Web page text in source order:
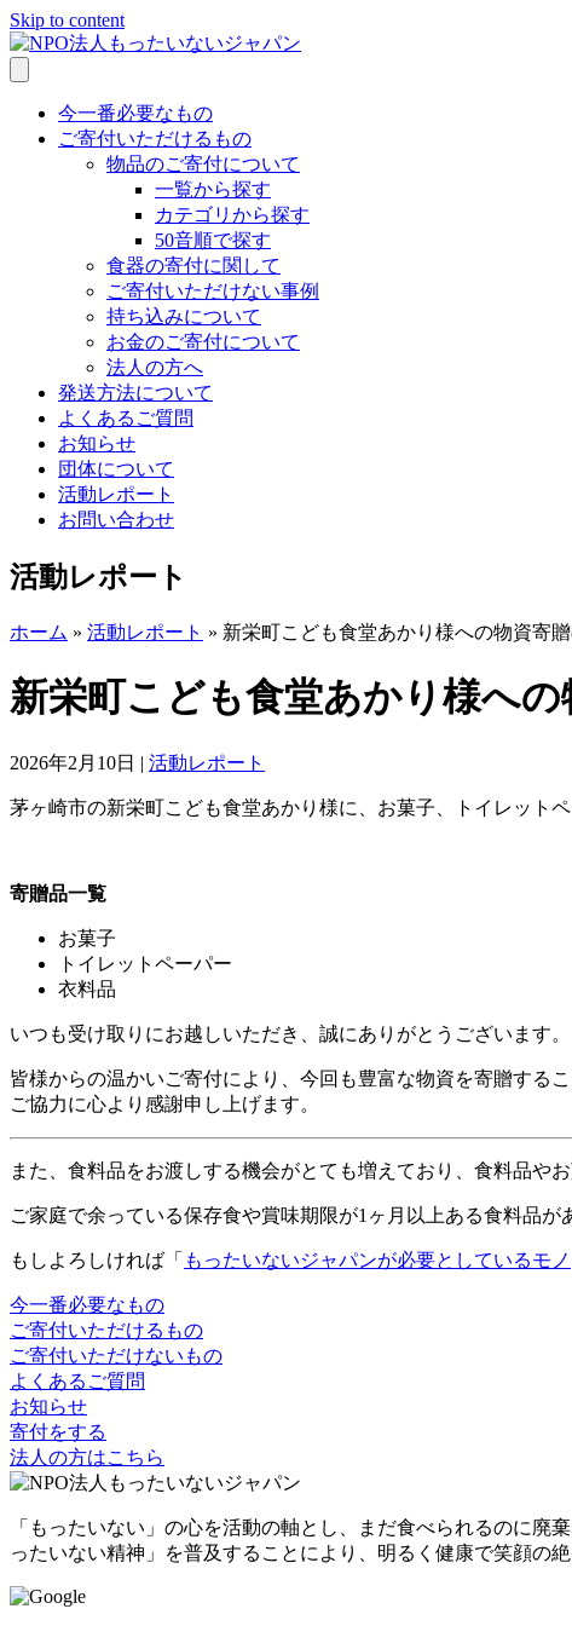
Skip to content
今一番必要なもの
ご寄付いただけるもの
物品のご寄付について
一覧から探す
カテゴリから探す
50音順で探す
食器の寄付に関して
ご寄付いただけない事例
持ち込みについて
お金のご寄付について
法人の方へ
発送方法について
よくあるご質問
お知らせ
団体について
活動レポート
お問い合わせ
活動レポート
ホーム » 活動レポート » 新栄町こども食堂あかり様への物資寄
新栄町こども食堂あかり様へ
2026年2月10日 | 活動レポート
茅ヶ崎市の新栄町こども食堂あかり様に、お菓子、トイレット
寄贈品一覧
お菓子
トイレットペーパー
衣料品
いつも受け取りにお越しいただき、誠にありがとうございます。
皆様からの温かいご寄付により、今回も豊富な物資を寄贈するこ
ご協力に心より感謝申し上げます。
また、食料品をお渡しする機会がとても増えており、食料品や
ご家庭で余っている保存食や賞味期限が1ヶ月以上ある食料品が
もしよろしければ「 もったいないジャパンが必要としているモノ
今一番必要なもの
ご寄付いただけるもの
ご寄付いただけないもの
よくあるご質問
お知らせ
寄付をする
法人の方はこちら
「もったいない」の心を活動の軸とし、まだ食べられるのに
ったいない精神」を普及することにより、明るく健康で笑顔の